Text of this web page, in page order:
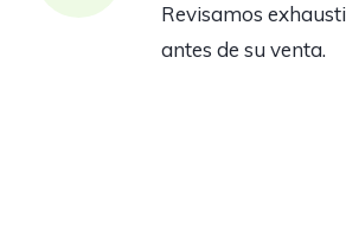
Revisamos
antes de su venta.